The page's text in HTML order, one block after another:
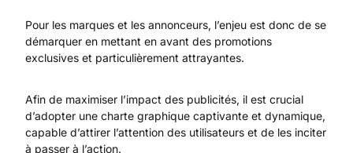
Pour les marques et les annonceurs, l’enjeu est donc de se
démarquer en mettant en avant des promotions
exclusives et particulièrement attrayantes.
Afin de maximiser l’impact des publicités, il est crucial
d’adopter une charte graphique captivante et dynamique,
capable d’attirer l’attention des utilisateurs et de les inciter
à passer à l’action.